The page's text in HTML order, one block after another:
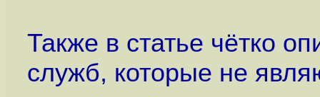
Также в статье чётко
служб, которые не